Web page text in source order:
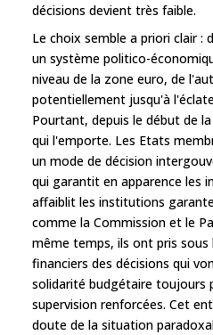
décisions devient très faible.
Le choix semble a priori clair :
un système politico-
niveau de la zone euro, de
potentiellement jusqu'à
Pourtant, depuis le début de
qui l'emporte. Les Etats
un mode de décision
qui garantit en apparence les
affaiblit les institutions
comme la Commission et le
même temps, ils ont pris sous
financiers des décisions qui
solidarité budgétaire toujours
supervision renforcées. Cet
doute de la situation